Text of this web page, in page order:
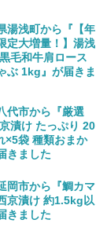
湯浅町から『【年
定大増量！】湯浅
毛和牛肩ロース
ぶ 1kg』が届きま
代市から『厳選
漬け たっぷり 20
×5袋 種類おまか
きました
岡市から『鯛カマ
京漬け 約1.5kg以
きました